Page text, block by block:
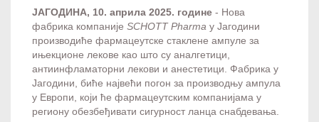
ЈАГОДИНА, 10. aприлa 2025. године - Нова
фабрика компаније SCHOTT Pharma у Јагодини
производиће фармацеутске стаклене ампуле за
ињекционе лекове као што су аналгетици,
антиинфламаторни лекови и анестетици. Фабрика у
Јагодини, биће највећи погон за производњу ампула
у Европи, који ће фармацеутским компанијама у
региону обезбеђивати сигурност ланца снабдевања.